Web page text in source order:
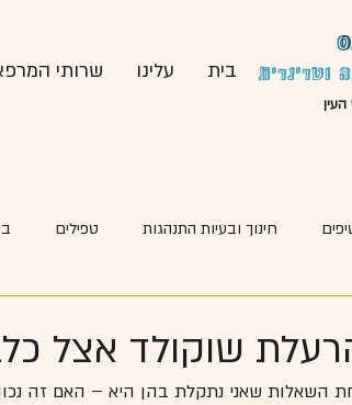
בית עלינו שרותי וטרינרית
חינוך ובעיות התנהגות טפילים
שוקולד אצל
השאלות שאני נתקלת בהן היא – האם זה